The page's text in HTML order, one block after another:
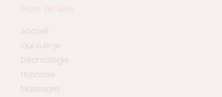
Accueil
Qui suis-je
Déontologie
Hypnose
Massages